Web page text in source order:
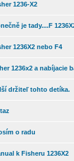
1236-X2
je tady....F
1236X2 nebo F4
1236x2 a nabíjacie
držiteľ tohto detíka.
o radu
k Fisheru 1236X2